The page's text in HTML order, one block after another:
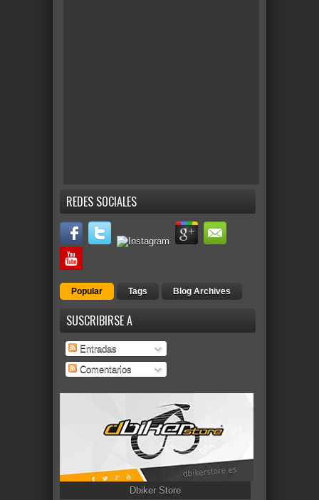
REDES SOCIALES
Popular Tags Blog Archives
SUSCRIBIRSE A
Entradas
Comentarios
Dbiker Store